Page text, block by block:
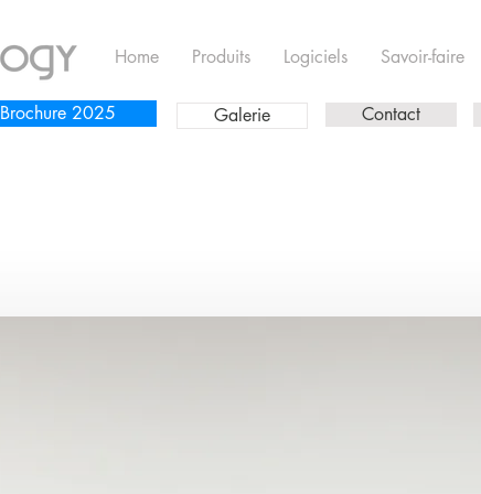
Home Produits Logiciels Savoir-faire
Brochure 2025 Galerie Contact